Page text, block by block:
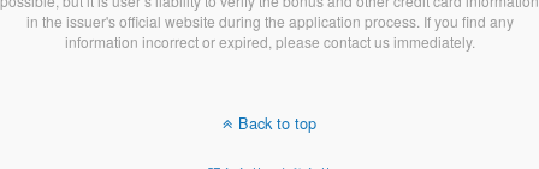
in the issuer's official website during the application process. If you find any
information incorrect or expired, please contact us immediately.
Back to top